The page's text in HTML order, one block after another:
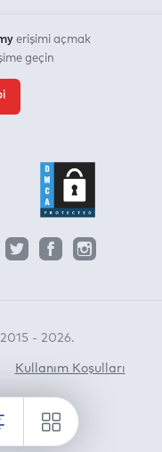
erişimi açmak
geçin
- 2026.
Kullanım Koşulları